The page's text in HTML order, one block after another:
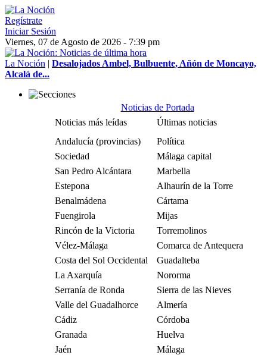
Regístrate
Iniciar Sesión
Viernes, 07 de Agosto de 2026 - 7:39 pm
La Noción | Desalojados Ambel, Bulbuente, Añón de Moncayo,
Alcalá de...
Noticias de Portada
Noticias más leídas
Últimas noticias
Andalucía (provincias)
Política
Sociedad
Málaga capital
San Pedro Alcántara
Marbella
Estepona
Alhaurín de la Torre
Benalmádena
Cártama
Fuengirola
Mijas
Rincón de la Victoria
Torremolinos
Vélez-Málaga
Comarca de Antequera
Costa del Sol Occidental
Guadalteba
La Axarquía
Nororma
Serranía de Ronda
Sierra de las Nieves
Valle del Guadalhorce
Almería
Cádiz
Córdoba
Granada
Huelva
Jaén
Málaga